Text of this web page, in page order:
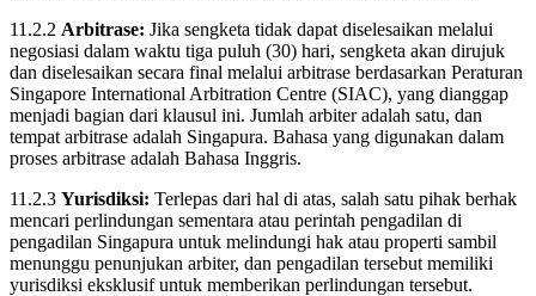
11.2.2 Arbitrase: Jika sengketa tidak dapat diselesaikan melalui
negosiasi dalam waktu tiga puluh (30) hari, sengketa akan dirujuk
dan diselesaikan secara final melalui arbitrase berdasarkan Peraturan
Singapore International Arbitration Centre (SIAC), yang dianggap
menjadi bagian dari klausul ini. Jumlah arbiter adalah satu, dan
tempat arbitrase adalah Singapura. Bahasa yang digunakan dalam
proses arbitrase adalah Bahasa Inggris.
11.2.3 Yurisdiksi: Terlepas dari hal di atas, salah satu pihak berhak
mencari perlindungan sementara atau perintah pengadilan di
pengadilan Singapura untuk melindungi hak atau properti sambil
menunggu penunjukan arbiter, dan pengadilan tersebut memiliki
yurisdiksi eksklusif untuk memberikan perlindungan tersebut.